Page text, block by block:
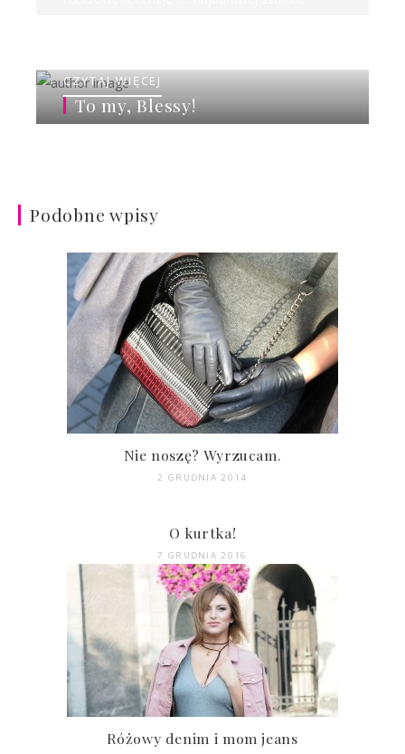
To my, Blessy!
CZYTAJ WIĘCEJ
Podobne wpisy
Nie noszę? Wyrzucam.
2 GRUDNIA 2014
O kurtka!
7 GRUDNIA 2016
Różowy denim i mom jeans